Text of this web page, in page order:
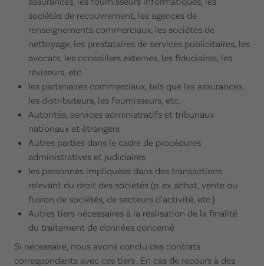
sociétés de recouvrement, les agences de
renseignements commerciaux, les sociétés de
nettoyage, les prestataires de services publicitaires, les
avocats, les conseillers externes, les fiduciaires, les
réviseurs, etc.
les partenaires commerciaux, tels que les assurances,
les distributeurs, les fournisseurs, etc.
Autorités, services administratifs et tribunaux
nationaux et étrangers
Autres parties dans le cadre de procédures
administratives et judiciaires
les personnes impliquées dans des transactions
relevant du droit des sociétés (p. ex. achat, vente ou
fusion de sociétés, de secteurs d'activité, etc.)
Autres tiers nécessaires à la réalisation de la finalité
du traitement de données concerné
Si nécessaire, nous avons conclu des contrats
correspondants avec ces tiers . En cas de recours à des